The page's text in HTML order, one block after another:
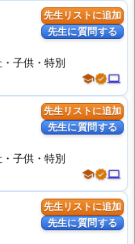
先生リストに追加
先生に質問する
schoolverifiedcomputer
・子供・特別
先生リストに追加
先生に質問する
schoolverifiedcomputer
・子供・特別
先生リストに追加
先生に質問する